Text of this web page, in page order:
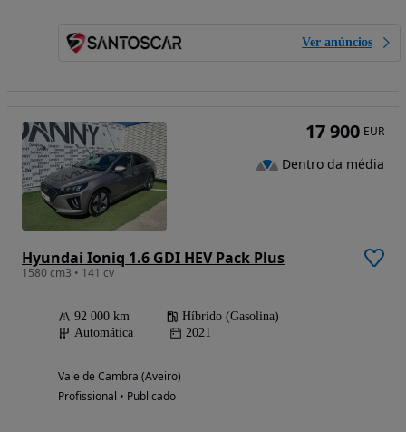
Ver anúncios
Hyundai Ioniq 1.6 GDI HEV Pack Plus
1580 cm3 • 141 cv
92 000 km
Híbrido (Gasolina)
Automática
2021
Vale de Cambra (Aveiro)
Profissional • Publicado
17 900 EUR
Dentro da média